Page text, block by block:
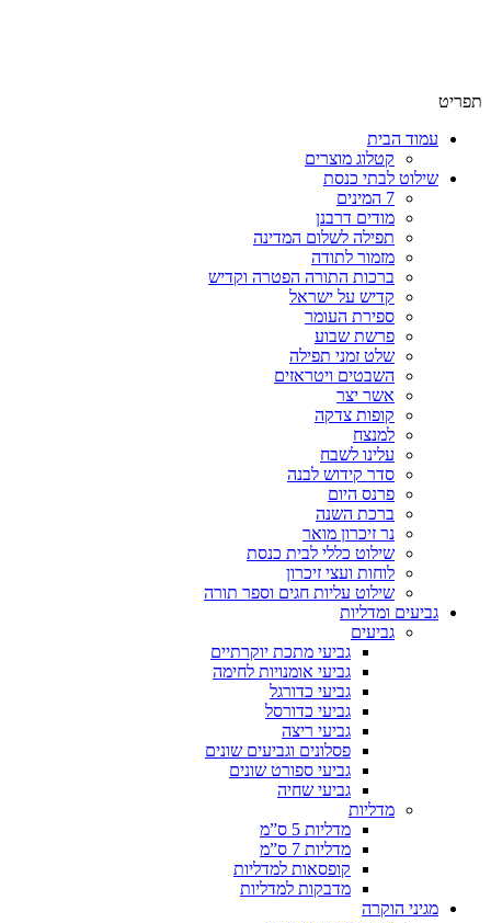
תפריט
עמוד הבית
קטלוג מוצרים
שילוט לבתי כנסת
7 המינים
מודים דרבנן
תפילה לשלום המדינה
מזמור לתודה
ברכות התורה הפטרה וקדיש
קדיש על ישראל
ספירת העומר
פרשת שבוע
שלט זמני תפילה
השבטים ויטראזים
אשר יצר
קופות צדקה
למנצח
עלינו לשבח
סדר קידוש לבנה
פרנס היום
ברכת השנה
נר זיכרון מואר
שילוט כללי לבית כנסת
לוחות ועצי זיכרון
שילוט עליות חגים וספר תורה
גביעים ומדליות
גביעים
גביעי מתכת יוקרתיים
גביעי אומנויות לחימה
גביעי כדורגל
גביעי כדורסל
גביעי ריצה
פסלונים וגביעים שונים
גביעי ספורט שונים
גביעי שחיה
מדליות
מדליות 5 ס”מ
מדליות 7 ס”מ
קופסאות למדליות
מדבקות למדליות
מגיני הוקרה